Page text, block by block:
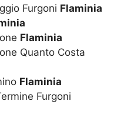
Furgoni Flaminia
Flaminia
Quanto Costa
Flaminia
Furgoni